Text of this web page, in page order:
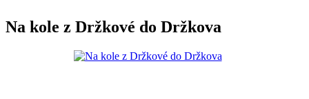
Na kole z Držkové do Držkova